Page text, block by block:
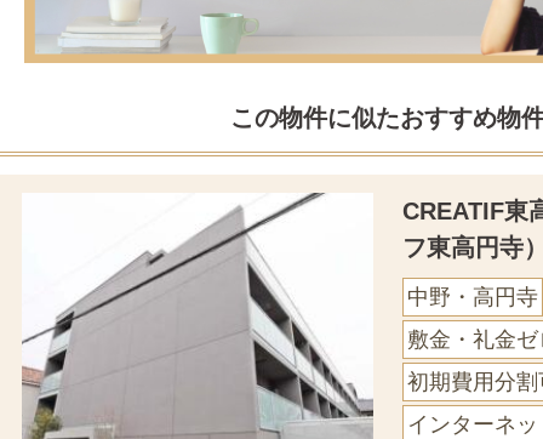
この物件に似たおすすめ物
CREATIF東
フ東高円寺
中野・高円寺
敷金・礼金ゼ
初期費用分割
インターネ